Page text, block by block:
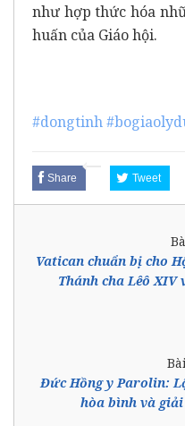
như hợp thức hóa
huấn của Giáo hội.
#dongtinh
Share Tweet
Vatican chuẩn bị cho
Thánh cha Lêô XIV
Đức Hồng y Parolin:
hòa bình và